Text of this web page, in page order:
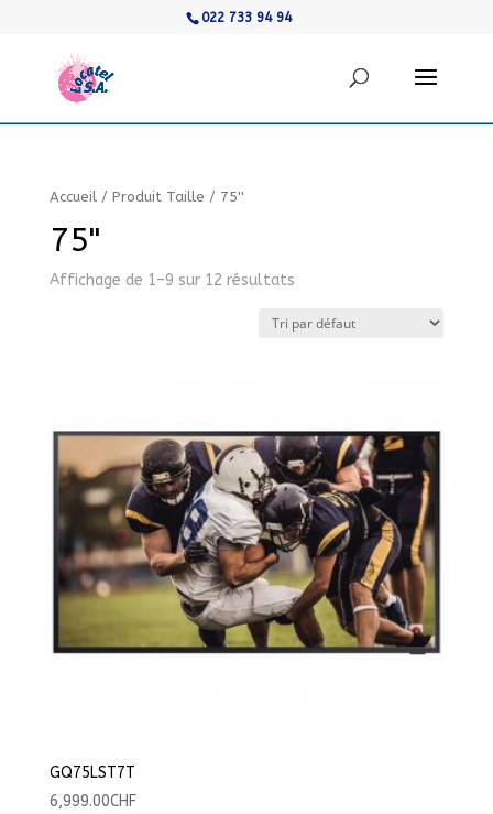
022 733 94 94
Accueil/ Produit Taille / 75''
75''
Affichage de 1–9 sur 12 résultats
GQ75LST7T
6,999.00CHF